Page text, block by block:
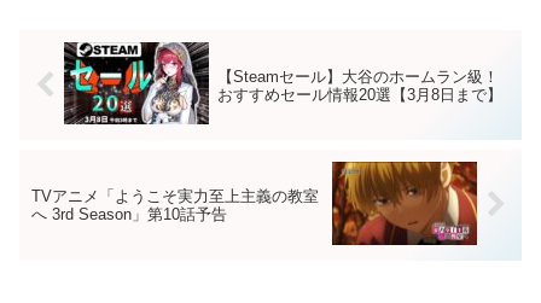
【Steamセール】大谷のホームラン級！
おすすめセール情報20選【3月8日まで】
TVアニメ「ようこそ実力至上主義の教室
へ 3rd Season」第10話予告